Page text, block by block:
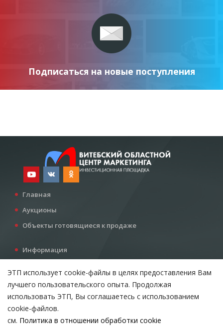
Подписаться на новые поступления
Главная
Аукционы
Объекты готовящиеся к продаже
Информация
Все для инвестора
Контакты
Возникли вопросы?
ЭТП использует cookie-файлы в целях предоставления Вам
лучшего пользовательского опыта. Продолжая
использовать ЭТП, Вы соглашаетесь с использованием
cookie-файлов.
см. Политика в отношении обработки cookie